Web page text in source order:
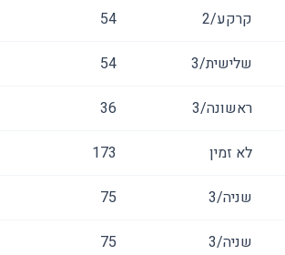
קרקע/2 54
שלישית/3 54
ראשונה/3 36
לא זמין 173
שניה/3 75
שניה/3 75